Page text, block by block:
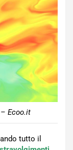
Ecoo.it
tutto il